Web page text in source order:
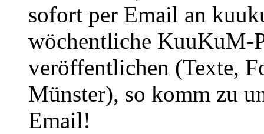
sofort per Email an
wöchentliche KuuKuM-
veröffentlichen (Texte,
Münster), so komm zu
Email!